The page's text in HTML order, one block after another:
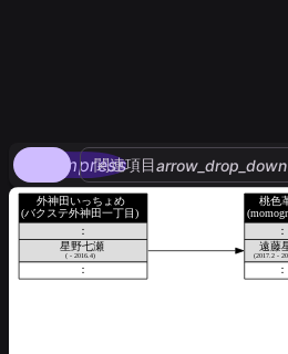
compress
関連項目arrow_drop_down